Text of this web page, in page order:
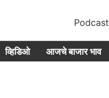
Podcast
व्हिडिओ आजचे बाजार भाव